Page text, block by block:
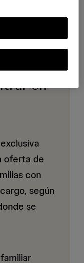
en
oferta de
con
según
se